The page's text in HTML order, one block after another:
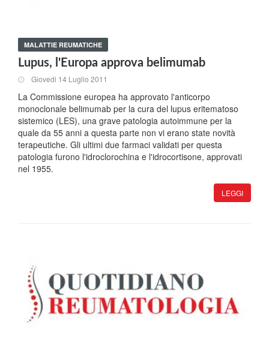
MALATTIE REUMATICHE
Lupus, l'Europa approva belimumab
Giovedi 14 Luglio 2011
La Commissione europea ha approvato l'anticorpo
monoclonale belimumab per la cura del lupus eritematoso
sistemico (LES), una grave patologia autoimmune per la
quale da 55 anni a questa parte non vi erano state novità
terapeutiche. Gli ultimi due farmaci validati per questa
patologia furono l'idroclorochina e l'idrocortisone, approvati
nel 1955.
LEGGI